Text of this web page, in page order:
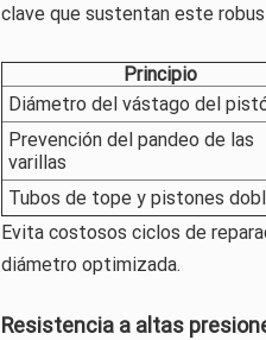
clave que sustentan este
Principio
Diámetro del vástago del
Prevención del pandeo de las
varillas
Tubos de tope y pistones
Evita costosos ciclos de
diámetro optimizada.
Resistencia a altas